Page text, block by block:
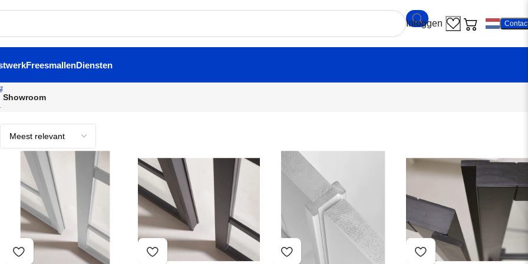
FreesmallenDiensten
Showroom